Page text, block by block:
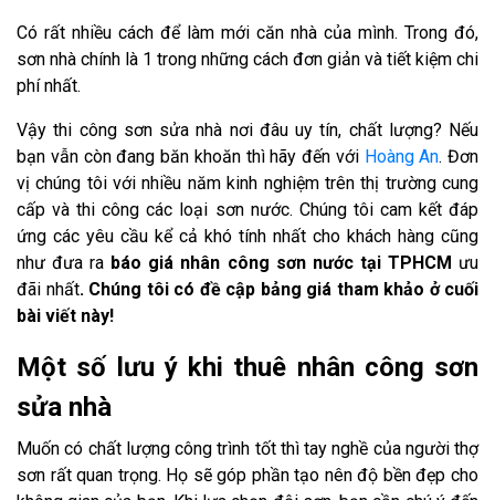
Có rất nhiều cách để làm mới căn nhà của mình. Trong đó,
sơn nhà chính là 1 trong những cách đơn giản và tiết kiệm chi
phí nhất.
Vậy thi công sơn sửa nhà nơi đâu uy tín, chất lượng? Nếu
bạn vẫn còn đang băn khoăn thì hãy đến với Hoàng An. Đơn
vị chúng tôi với nhiều năm kinh nghiệm trên thị trường cung
cấp và thi công các loại sơn nước. Chúng tôi cam kết đáp
ứng các yêu cầu kể cả khó tính nhất cho khách hàng cũng
như đưa ra báo giá nhân công sơn nước tại TPHCM ưu
đãi nhất. Chúng tôi có đề cập bảng giá tham khảo ở cuối
bài viết này!
Một số lưu ý khi thuê nhân công sơn
sửa nhà
Muốn có chất lượng công trình tốt thì tay nghề của người thợ
sơn rất quan trọng. Họ sẽ góp phần tạo nên độ bền đẹp cho